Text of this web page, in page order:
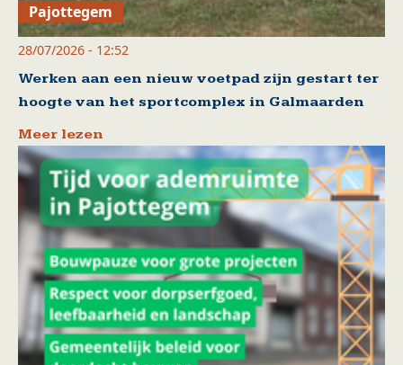
Pajottegem
28/07/2026 - 12:52
Werken aan een nieuw voetpad zijn gestart ter
hoogte van het sportcomplex in Galmaarden
Meer lezen